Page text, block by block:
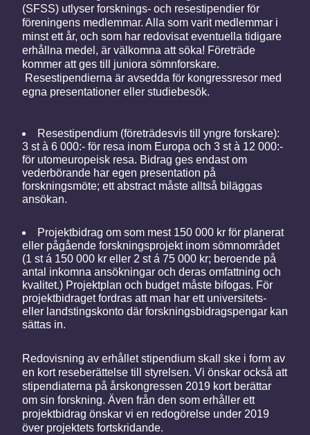
(SFSS) utlyser forsknings- och resestipendier för
föreningens medlemmar. Alla som varit medlemmar i
minst ett år, och som har redovisat eventuella tidigare
erhållna medel, är välkomna att söka! Företräde
kommer att ges till juniora sömnforskare.
Resestipendierna är avsedda för kongressresor med
egna presentationer eller studiebesök.
Resestipendium (företrädesvis till yngre forskare):
3 st à 6 000:- för resa inom Europa och 3 st à 12 000:-
för utomeuropeisk resa. Bidrag ges endast om
vederbörande har egen presentation på
forskningsmöte; ett abstract måste alltså biläggas
ansökan.
Projektbidrag om som mest 150 000 kr för planerat
eller pågående forskningsprojekt inom sömnområdet
(1 st á 150 000 kr eller 2 st á 75 000 kr; beroende på
antal inkomna ansökningar och deras omfattning och
kvalitet.) Projektplan och budget måste bifogas. För
projektbidraget fordras att man har ett universitets-
eller landstingskonto där forskningsbidragspengar kan
sättas in.
Redovisning av erhållet stipendium skall ske i form av
en kort reseberättelse till styrelsen. Vi önskar också att
stipendiaterna på årskongressen 2019 kort berättar
om sin forskning. Även från den som erhåller ett
projektbidrag önskar vi en redogörelse under 2019
över projektets fortskridande.